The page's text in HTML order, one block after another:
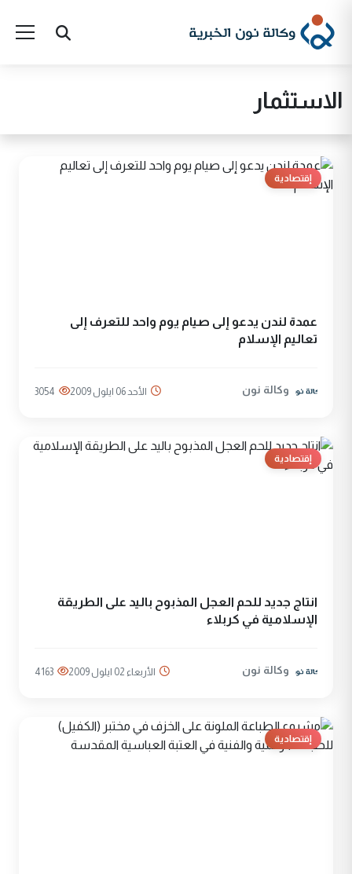
الاستثمار
إقتصادية
عمدة لندن يدعو إلى صيام يوم واحد للتعرف إلى
تعاليم الإسلام
وكالة نون الأحد 06 ايلول 2009 3054
إقتصادية
انتاج جديد للحم العجل المذبوح باليد على الطريقة
الإسلامية في كربلاء
وكالة نون الأربعاء 02 ايلول 2009 4163
إقتصادية